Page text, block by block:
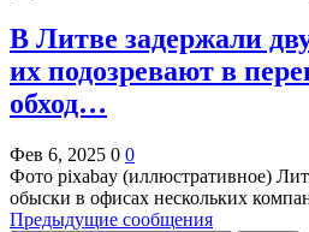
В Литве задержали
их подозревают в
обход…
Фев 6, 2025 0 0
Фото pixabay (иллюстративное)
обыски в офисах нескольких
Предыдущие сообщения